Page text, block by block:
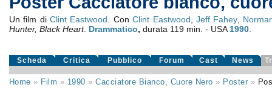
Un film di Clint Eastwood . ConClint Eastwood ,Jeff Fahey,
Hunter, Black Heart. Drammatico, durata 119 min. - USA 1990.
Scheda Critica Pubblico Forum Cast News
Home » Film » 1990 »Cacciatore Bianco, Cuore Nero » Poster »